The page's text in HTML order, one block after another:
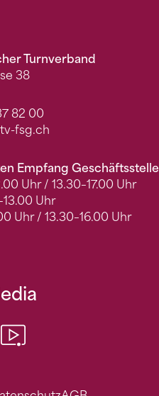
Turnverband
38
82 00
fsg.ch
Empfang Geschäftsstelle
Uhr / 13.30–17.00 Uhr
Uhr
Uhr / 13.30–16.00 Uhr
LinkedIn